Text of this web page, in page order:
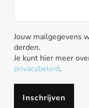
Jouw mailgegevens
derden.
Je kunt hier meer
privacybeleid.